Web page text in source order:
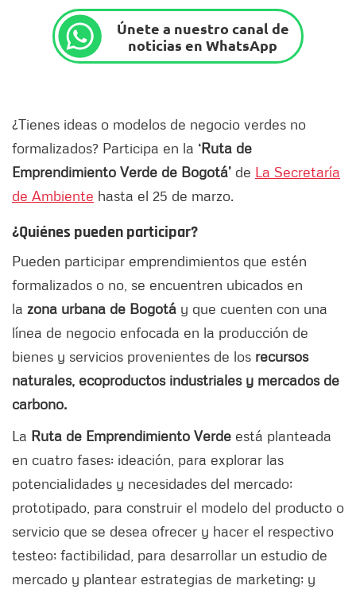
Únete a nuestro canal de
noticias en WhatsApp
¿Tienes ideas o modelos de negocio verdes no
formalizados? Participa en la ‘Ruta de
Emprendimiento Verde de Bogotá’ de La Secretaría
de Ambiente hasta el 25 de marzo.
¿Quiénes pueden participar?
Pueden participar emprendimientos que estén
formalizados o no, se encuentren ubicados en
la zona urbana de Bogotá y que cuenten con una
línea de negocio enfocada en la producción de
bienes y servicios provenientes de los recursos
naturales, ecoproductos industriales y mercados de
carbono.
La Ruta de Emprendimiento Verde está planteada
en cuatro fases: ideación, para explorar las
potencialidades y necesidades del mercado;
prototipado, para construir el modelo del producto o
servicio que se desea ofrecer y hacer el respectivo
testeo; factibilidad, para desarrollar un estudio de
mercado y plantear estrategias de marketing; y